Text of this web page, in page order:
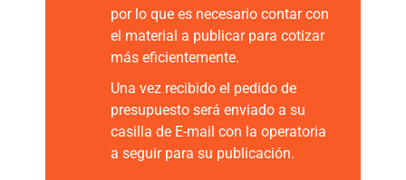
por lo que es necesario contar con
el material a publicar para cotizar
más eficientemente.
Una vez recibido el pedido de
presupuesto será enviado a su
casilla de E-mail con la operatoria
a seguir para su publicación.